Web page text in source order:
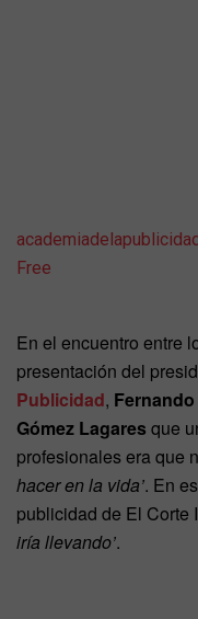
Free
En el encuentro entre
presentación del
Publicidad,
Gómez Lagares que
profesionales era que
hacer en la vida’. En
publicidad de El Corte
iría llevando’.